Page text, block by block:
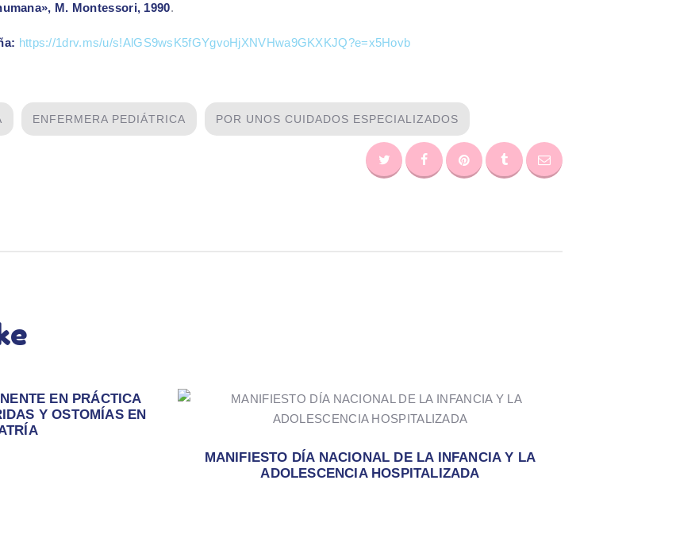
M. Montessori, 1990.
https://1drv.ms/u/s!AlGS9wsK5fGYgvoHjXNVHwa9GKXKJQ?e=x5Hovb
ENFERMERA PEDIÁTRICA POR UNOS CUIDADOS ESPECIALIZADOS
EN PRÁCTICA
Y OSTOMÍAS EN
MANIFIESTO DÍA NACIONAL DE LA INFANCIA Y LA
ADOLESCENCIA HOSPITALIZADA